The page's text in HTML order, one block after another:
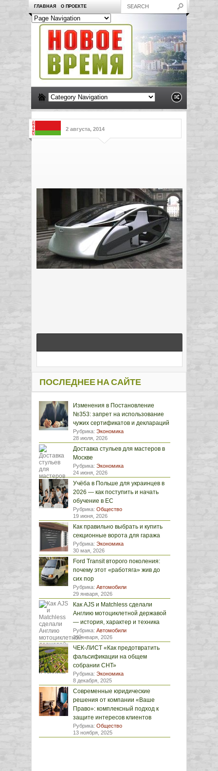
ГЛАВНАЯ О ПРОЕКТЕ
2 августа, 2014
ПОСЛЕДНЕЕ НА САЙТЕ
Изменения в Постановление
№353: запрет на использование
чужих сертификатов и деклараций
Рубрика: Экономика
28 июля, 2026
Доставка стульев для мастеров в
Москве
Рубрика: Экономика
24 июня, 2026
Учёба в Польше для украинцев в
2026 — как поступить и начать
обучение в ЕС
Рубрика: Общество
19 июня, 2026
Как правильно выбрать и купить
секционные ворота для гаража
Рубрика: Экономика
30 мая, 2026
Ford Transit второго поколения:
почему этот «работяга» жив до
сих пор
Рубрика: Автомобили
29 января, 2026
Как AJS и Matchless сделали
Англию мотоциклетной державой
— история, характер и техника
Рубрика: Автомобили
29 января, 2026
ЧЕК-ЛИСТ «Как предотвратить
фальсификации на общем
собрании СНТ»
Рубрика: Экономика
8 декабря, 2025
Современные юридические
решения от компании «Ваше
Право»: комплексный подход к
защите интересов клиентов
Рубрика: Общество
13 ноября, 2025